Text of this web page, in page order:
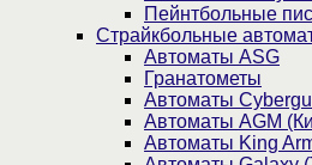
Пейнтбольные
Страйкбольные
Автоматы ASG
Гранатометы
Автоматы
Автоматы AGM
Автоматы King